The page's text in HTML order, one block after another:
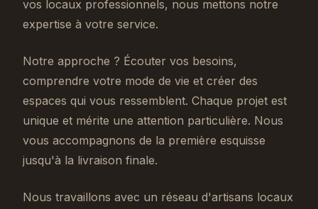
vos locaux professionnels, nous mettons notre
expertise à votre service.
Notre approche ? Écouter vos besoins,
comprendre votre mode de vie et créer des
espaces qui vous ressemblent. Chaque projet est
unique et mérite une attention particulière. Nous
vous accompagnons de la première esquisse
jusqu'à la livraison finale.
Nous travaillons avec un réseau d'artisans locaux